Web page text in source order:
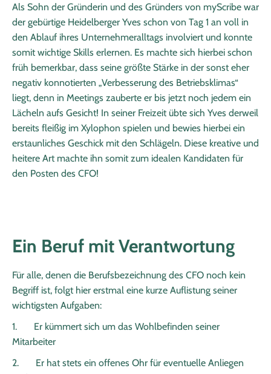
Als Sohn der Gründerin und des Gründers von myScribe war
der gebürtige Heidelberger Yves schon von Tag 1 an voll in
den Ablauf ihres Unternehmeralltags involviert und konnte
somit wichtige Skills erlernen. Es machte sich hierbei schon
früh bemerkbar, dass seine größte Stärke in der sonst eher
negativ konnotierten „Verbesserung des Betriebsklimas“
liegt, denn in Meetings zauberte er bis jetzt noch jedem ein
Lächeln aufs Gesicht! In seiner Freizeit übte sich Yves derweil
bereits fleißig im Xylophon spielen und bewies hierbei ein
erstaunliches Geschick mit den Schlägeln. Diese kreative und
heitere Art machte ihn somit zum idealen Kandidaten für
den Posten des CFO!
Ein Beruf mit Verantwortung
Für alle, denen die Berufsbezeichnung des CFO noch kein
Begriff ist, folgt hier erstmal eine kurze Auflistung seiner
wichtigsten Aufgaben:
1. Er kümmert sich um das Wohlbefinden seiner
Mitarbeiter
2. Er hat stets ein offenes Ohr für eventuelle Anliegen